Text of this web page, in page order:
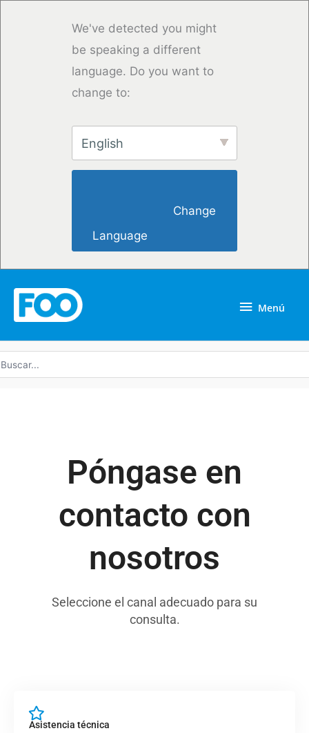
We've detected you might
be speaking a different
language. Do you want to
change to:
English
Language
Menú
Póngase en
contacto con
nosotros
Seleccione el canal adecuado para su
consulta.
Asistencia técnica